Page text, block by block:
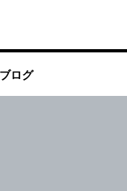
ログ